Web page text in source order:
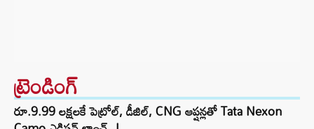
ట్రెండింగ్‌
రూ.9.99 లక్షలకే పెట్రోల్, డీజిల్, CNG ఆప్షన్లతో Tata Nexon